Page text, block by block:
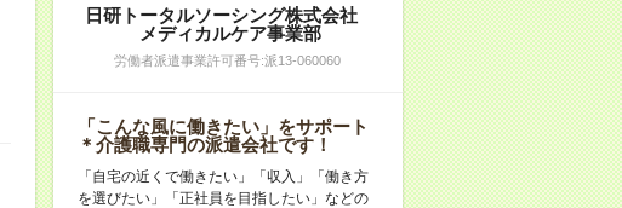
日研トータルソーシング株式会社
メディカルケア事業部
労働者派遣事業許可番号:派13-060060
「こんな風に働きたい」をサポート
＊介護職専門の派遣会社です！
「自宅の近くで働きたい」「収入」「働き方
を選びたい」「正社員を目指したい」などの